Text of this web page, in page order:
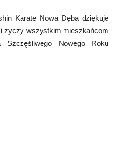
Karate Nowa Dęba dziękuje
życzy wszystkim mieszkańcom
Szczęśliwego Nowego Roku